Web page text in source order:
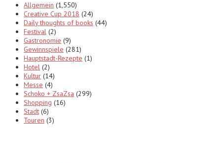
Allgemein (1,550)
Creative Cup 2018 (24)
Daily thoughts of books (44)
Festival (2)
Gastronomie (9)
Gewinnspiele (281)
Hauptstadt-Rezepte (1)
Hotel (2)
Kultur (14)
Messe (4)
Schoko + ZsaZsa (299)
Shopping (16)
Stadt (6)
Touren (3)